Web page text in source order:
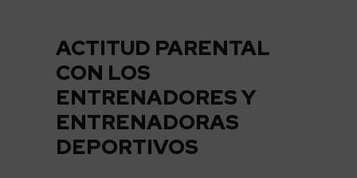
ACTITUD PARENTAL
CON LOS
ENTRENADORES Y
ENTRENADORAS
DEPORTIVOS